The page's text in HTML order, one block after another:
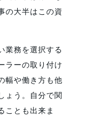
の大半はこの資
業務を選択する
ラーの取り付け
幅や働き方も他
ょう。自分で関
ことも出来ま